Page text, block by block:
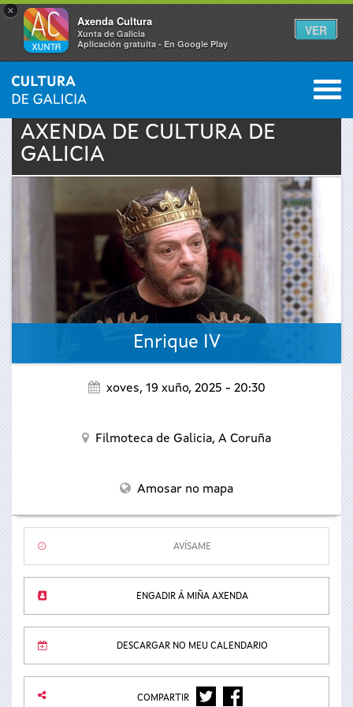
×
Axenda Cultura
Xunta de Galicia
Aplicación gratuíta - En Google Play
VER
Vostede
está
INICIO › ACTUALIDADE 0
AXENDA DE CULTURA DE
GALICIA
Enrique IV
xoves, 19 xuño, 2025 - 20:30
Filmoteca de Galicia, A Coruña
Amosar no mapa
AVÍSAME
ENGADIR Á MIÑA AXENDA
DESCARGAR NO MEU CALENDARIO
COMPARTIR TWITTERFACEBOOK